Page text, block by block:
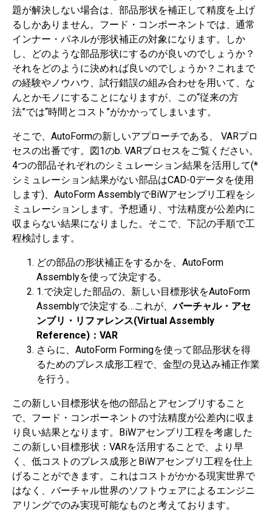
題が解決しない場合は、部品形状を補正して精度を上げ
るしかありません。フード・コンポーネントでは、通常
インナー・パネルが形状補正の対象になります。しか
し、どのような部品形状にするのが良いのでしょうか？
それをどのように決めれば良いのでしょうか？これまで
の経験やノウハウ、試行錯誤の組み合わせを用いて、な
んとかモノにすることになりますが、この“従来の方
法”では“時間とコスト”がかかってしまいます。
そこで、AutoFormの新しいアプローチである、 VARプロ
セスの出番です。図1のb. VARプロセスをご覧ください。
4つの部品それぞれのシミュレーション結果を活用して(*
シミュレーション結果がない部品はCAD-0データを使用
します)、AutoForm AssemblyでBiWアセンブリ工程をシ
ミュレーションします。予想通り、寸法精度が公差内に
収まらない結果になりました。そこで、下記の手順で工
程検討します。
どの部品の形状補正をするかを、AutoForm
Assemblyを使って決定する。
1.で決定した部品の、新しい目標形状をAutoForm
Assemblyで決定する…これが、バーチャル・アセ
ンブリ・リファレンス(Virtual Assembly
Reference)：VAR
さらに、AutoForm Formingを使って部品形状を得
るためのプレス成形工程で、金型の見込み補正作業
を行う。
この新しい目標形状を他の部品とアセンブリすること
で、フード・コンポーネントの寸法精度が公差内に収ま
り良い結果となります。BiWアセンブリ工程を考慮した
この新しい目標形状：VARを活用することで、より早
く、低コストのプレス成形とBiWアセンブリ工程を仕上
げることができます。これはコストがかかる現実世界で
はなく、バーチャル世界のソフトウェアによるエンジニ
アリングでのみ実現可能なものと考えております。